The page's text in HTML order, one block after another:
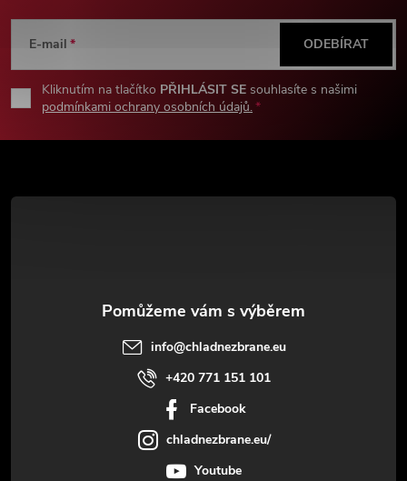
p
a
E-mail
Kliknutím na tlačítko PŘIHLÁSIT SE souhlasíte s našimi
podmínkami ochrany osobních údajů.
ODEBÍRAT
info@chladnezbrane.eu
+420 771 151 101
Facebook
chladnezbrane.eu/
Youtube